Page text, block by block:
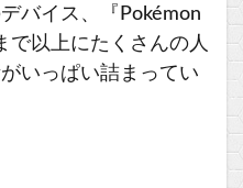
バイス、『Pokémon
で以上にたくさんの人
いっぱい詰まってい